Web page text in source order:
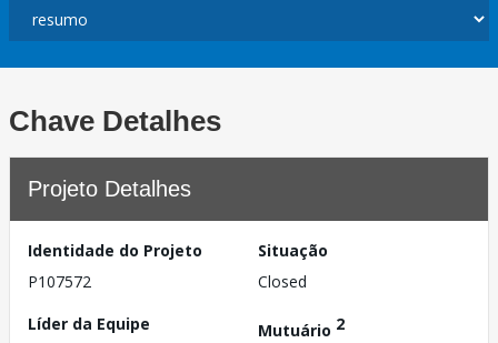
Chave Detalhes
Projeto Detalhes
Identidade do Projeto
P107572
Situação
Closed
Líder da Equipe
Mutuário 2